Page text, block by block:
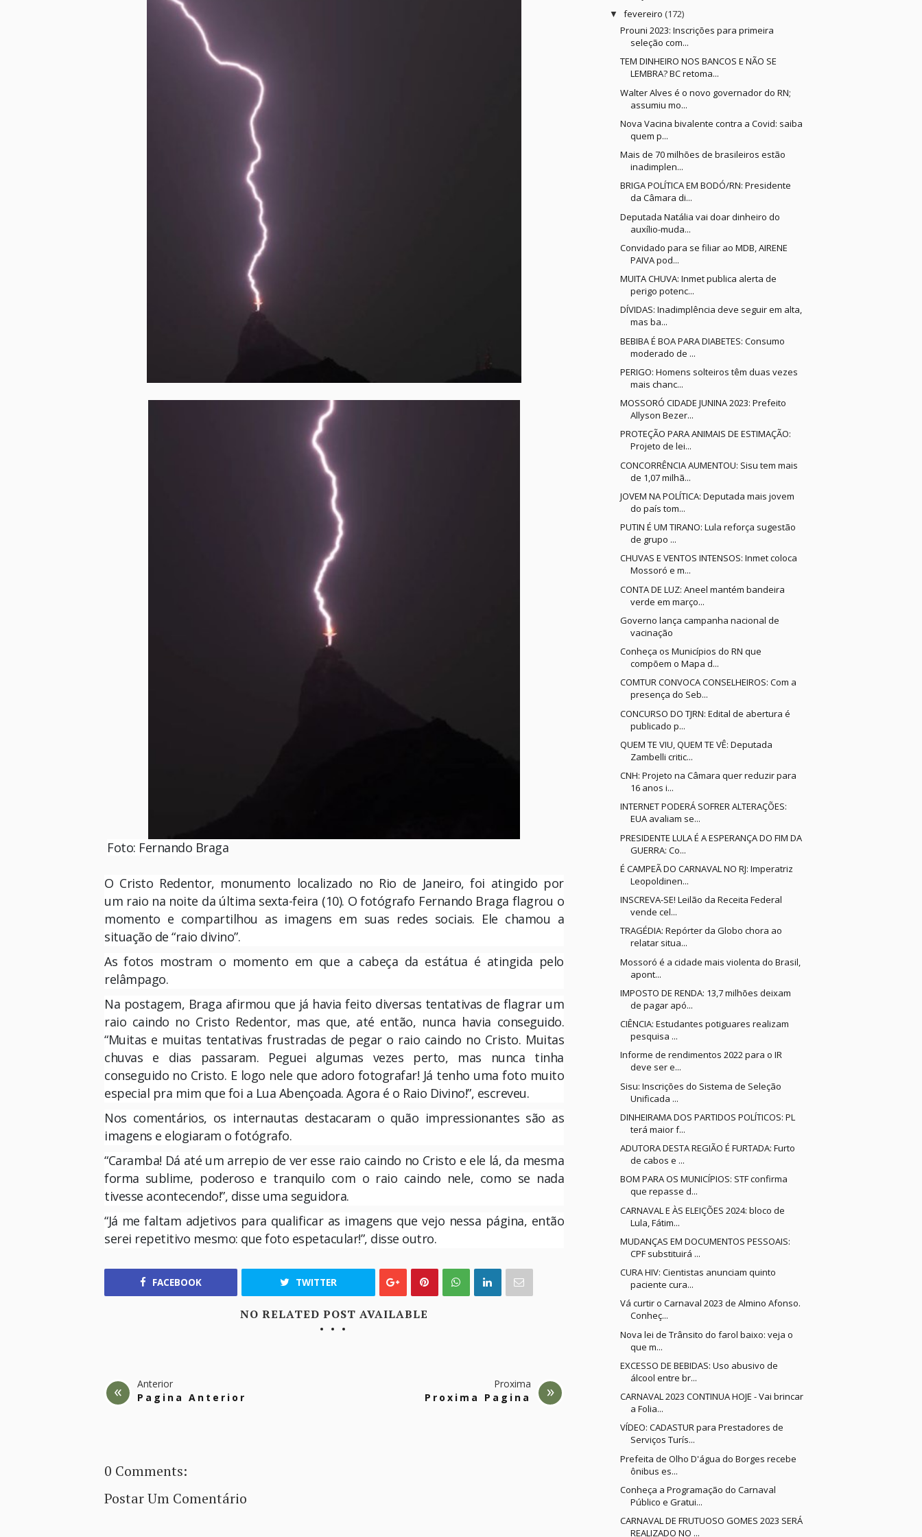
Foto: Fernando Braga
O Cristo Redentor, monumento localizado no Rio de Janeiro, foi atingido por
um raio na noite da última sexta-feira (10). O fotógrafo Fernando Braga flagrou o
momento e compartilhou as imagens em suas redes sociais. Ele chamou a
situação de “raio divino”.
As fotos mostram o momento em que a cabeça da estátua é atingida pelo
relâmpago.
Na postagem, Braga afirmou que já havia feito diversas tentativas de flagrar um
raio caindo no Cristo Redentor, mas que, até então, nunca havia conseguido.
“Muitas e muitas tentativas frustradas de pegar o raio caindo no Cristo. Muitas
chuvas e dias passaram. Peguei algumas vezes perto, mas nunca tinha
conseguido no Cristo. E logo nele que adoro fotografar! Já tenho uma foto muito
especial pra mim que foi a Lua Abençoada. Agora é o Raio Divino!”, escreveu.
Nos comentários, os internautas destacaram o quão impressionantes são as
imagens e elogiaram o fotógrafo.
“Caramba! Dá até um arrepio de ver esse raio caindo no Cristo e ele lá, da mesma
forma sublime, poderoso e tranquilo com o raio caindo nele, como se nada
tivesse acontecendo!”, disse uma seguidora.
“Já me faltam adjetivos para qualificar as imagens que vejo nessa página, então
serei repetitivo mesmo: que foto espetacular!”, disse outro.
FACEBOOK TWITTER
NO RELATED POST AVAILABLE
Anterior
Pagina Anterior
Proxima
Proxima Pagina
0 Comments:
Postar Um Comentário
▼ fevereiro (172)
Prouni 2023: Inscrições para primeira
seleção com...
TEM DINHEIRO NOS BANCOS E NÃO SE
LEMBRA? BC retoma...
Walter Alves é o novo governador do RN;
assumiu mo...
Nova Vacina bivalente contra a Covid: saiba
quem p...
Mais de 70 milhões de brasileiros estão
inadimplen...
BRIGA POLÍTICA EM BODÓ/RN: Presidente
da Câmara di...
Deputada Natália vai doar dinheiro do
auxílio-muda...
Convidado para se filiar ao MDB, AIRENE
PAIVA pod...
MUITA CHUVA: Inmet publica alerta de
perigo potenc...
DÍVIDAS: Inadimplência deve seguir em alta,
mas ba...
BEBIBA É BOA PARA DIABETES: Consumo
moderado de ...
PERIGO: Homens solteiros têm duas vezes
mais chanc...
MOSSORÓ CIDADE JUNINA 2023: Prefeito
Allyson Bezer...
PROTEÇÃO PARA ANIMAIS DE ESTIMAÇÃO:
Projeto de lei...
CONCORRÊNCIA AUMENTOU: Sisu tem mais
de 1,07 milhã...
JOVEM NA POLÍTICA: Deputada mais jovem
do país tom...
PUTIN É UM TIRANO: Lula reforça sugestão
de grupo ...
CHUVAS E VENTOS INTENSOS: Inmet coloca
Mossoró e m...
CONTA DE LUZ: Aneel mantém bandeira
verde em março...
Governo lança campanha nacional de
vacinação
Conheça os Municípios do RN que
compõem o Mapa d...
COMTUR CONVOCA CONSELHEIROS: Com a
presença do Seb...
CONCURSO DO TJRN: Edital de abertura é
publicado p...
QUEM TE VIU, QUEM TE VÊ: Deputada
Zambelli critic...
CNH: Projeto na Câmara quer reduzir para
16 anos i...
INTERNET PODERÁ SOFRER ALTERAÇÕES:
EUA avaliam se...
PRESIDENTE LULA É A ESPERANÇA DO FIM DA
GUERRA: Co...
É CAMPEÃ DO CARNAVAL NO RJ: Imperatriz
Leopoldinen...
INSCREVA-SE! Leilão da Receita Federal
vende cel...
TRAGÉDIA: Repórter da Globo chora ao
relatar situa...
Mossoró é a cidade mais violenta do Brasil,
apont...
IMPOSTO DE RENDA: 13,7 milhões deixam
de pagar apó...
CIÊNCIA: Estudantes potiguares realizam
pesquisa ...
Informe de rendimentos 2022 para o IR
deve ser e...
Sisu: Inscrições do Sistema de Seleção
Unificada ...
DINHEIRAMA DOS PARTIDOS POLÍTICOS: PL
terá maior f...
ADUTORA DESTA REGIÃO É FURTADA: Furto
de cabos e ...
BOM PARA OS MUNICÍPIOS: STF confirma
que repasse d...
CARNAVAL E ÀS ELEIÇÕES 2024: bloco de
Lula, Fátim...
MUDANÇAS EM DOCUMENTOS PESSOAIS:
CPF substituirá ...
CURA HIV: Cientistas anunciam quinto
paciente cura...
Vá curtir o Carnaval 2023 de Almino Afonso.
Conheç...
Nova lei de Trânsito do farol baixo: veja o
que m...
EXCESSO DE BEBIDAS: Uso abusivo de
álcool entre br...
CARNAVAL 2023 CONTINUA HOJE - Vai brincar
a Folia...
VÍDEO: CADASTUR para Prestadores de
Serviços Turís...
Prefeita de Olho D'água do Borges recebe
ônibus es...
Conheça a Programação do Carnaval
Público e Gratui...
CARNAVAL DE FRUTUOSO GOMES 2023 SERÁ
REALIZADO NO ...